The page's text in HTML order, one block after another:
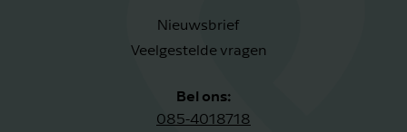
Nieuwsbrief
Veelgestelde vragen
Bel ons:
085-4018718